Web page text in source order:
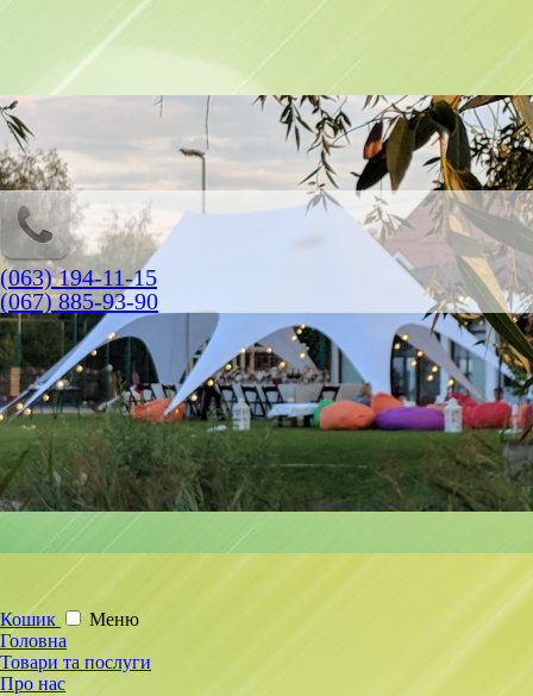
(063) 194-11-15
(067) 885-93-90
Кошик
Меню
Головна
Товари та послуги
Про нас